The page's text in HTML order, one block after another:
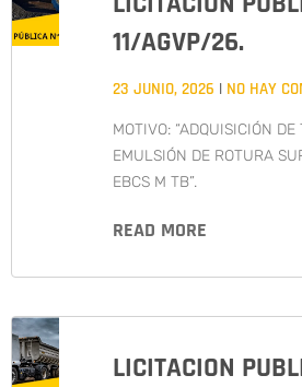
11/AGVP/26.
23 JUNIO, 2026 NO HAY
MOTIVO: “ADQUISICIÓN DE
EMULSIÓN DE ROTURA
EBCS M TB”.
READ MORE
LICITACION